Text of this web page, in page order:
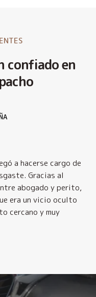
confiado en
a hacerse cargo de
Gracias al
abogado y perito,
era un vicio oculto
cercano y muy